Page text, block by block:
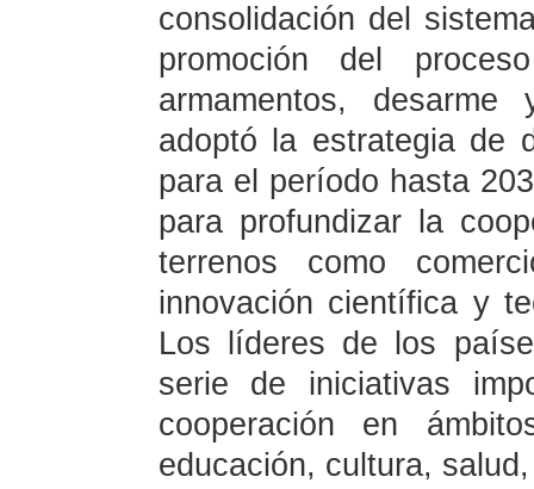
consolidación del
promoción del
armamentos,
adoptó la estrategia de
para el período hasta
para profundizar la
terrenos como
innovación científica y
Los líderes de los
serie de iniciativas
cooperación en
educación, cultura,